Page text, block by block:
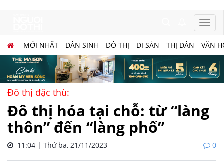
MỚI NHẤT DÂN SINH ĐÔ THỊ DI SẢN THỊ DÂN VĂN
Đô thị đặc thù:
Đô thị hóa tại chỗ: từ “làng
thôn” đến “làng phố”
11:04 | Thứ ba, 21/11/2023 0